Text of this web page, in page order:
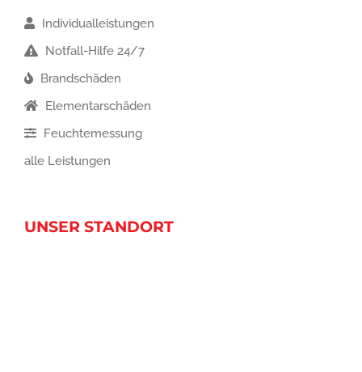
Individualleistungen
Notfall-Hilfe 24/7
Brandschäden
Elementarschäden
Feuchtemessung
alle Leistungen
UNSER STANDORT